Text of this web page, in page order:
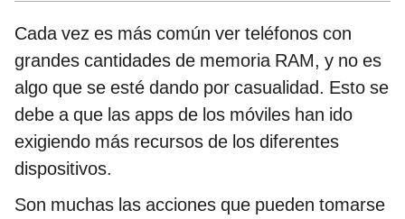
Cada vez es más común ver teléfonos con
grandes cantidades de memoria RAM, y no es
algo que se esté dando por casualidad. Esto se
debe a que las apps de los móviles han ido
exigiendo más recursos de los diferentes
dispositivos.
Son muchas las acciones que pueden tomarse